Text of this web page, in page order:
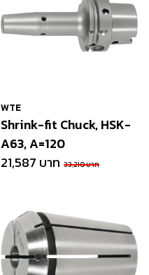
WTE
Shrink-fit Chuck, HSK-
A63, A=120
21,587 บาท 33,210 บาท